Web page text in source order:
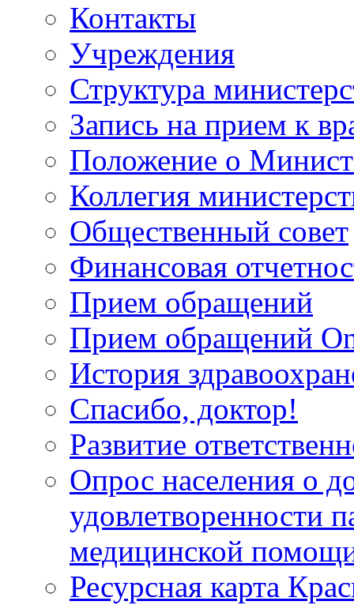
Контакты
Учреждения
Структура
Запись на прием к
Положение о
Коллегия
Общественный совет
Финансовая
Прием обращений
Прием обращений
История
Спасибо, доктор!
Развитие
Опрос населения о
удовлетворенности
медицинской
Ресурсная карта